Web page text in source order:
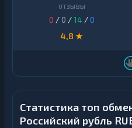
0 / 0 /14 /0
4,8 ★
Статистика топ
Российский рубль